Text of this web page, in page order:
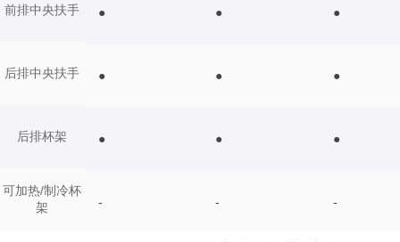
前排中央扶手
后排中央扶手
后排杯架
可加热/制冷杯
架
● ● ●
● ● ●
● ● ●
- - -